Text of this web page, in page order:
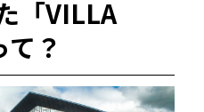
「VILLA
？